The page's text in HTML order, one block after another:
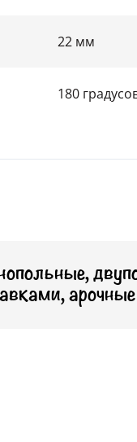
22 мм
180